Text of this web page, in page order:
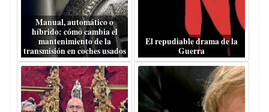
Manual, automático o
híbrido: cómo cambia el
mantenimiento de la
transmisión en coches usados
El repudiable drama de la
Guerra